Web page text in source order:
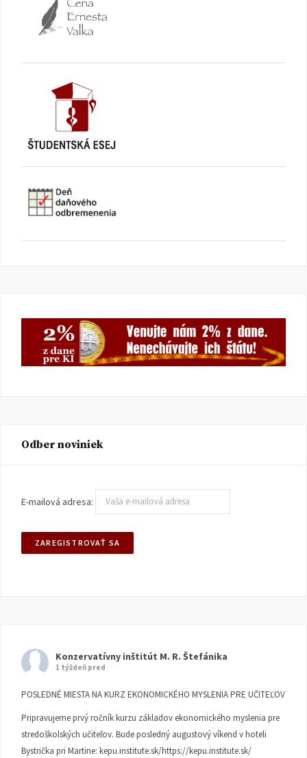
Odber noviniek
E-mailová adresa:
Konzervatívny inštitút M. R. Štefánika
1 týždeň pred
POSLEDNÉ MIESTA NA KURZ EKONOMICKÉHO MYSLENIA PRE UČITEĽOV
Pripravujeme prvý ročník kurzu základov ekonomického myslenia pre
stredoškolských učiteľov. Bude posledný augustový víkend v hoteli
Bystrička pri Martine: kepu.institute.sk/https://kepu.institute.sk/